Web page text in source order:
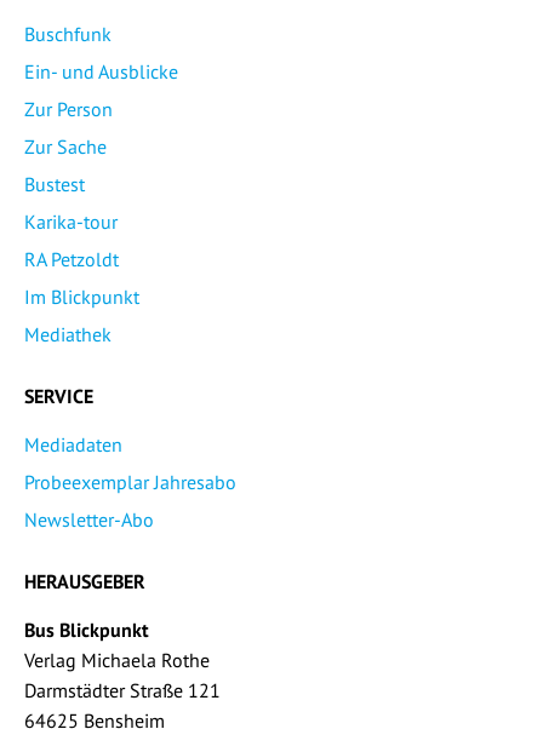
Buschfunk
Ein- und Ausblicke
Zur Person
Zur Sache
Bustest
Karika-tour
RA Petzoldt
Im Blickpunkt
Mediathek
SERVICE
Mediadaten
Probeexemplar Jahresabo
Newsletter-Abo
HERAUSGEBER
Bus Blickpunkt
Verlag Michaela Rothe
Darmstädter Straße 121
64625 Bensheim